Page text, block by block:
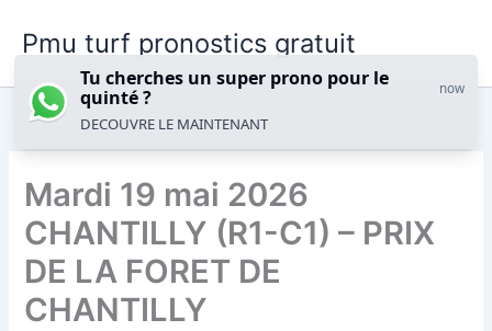
Pmu turf pronostics gratuit
Mardi 19 mai 2026
CHANTILLY (R1-C1) – PRIX
DE LA FORET DE
CHANTILLY
Tu cherches un super prono pour le
quinté ?
now
DECOUVRE LE MAINTENANT